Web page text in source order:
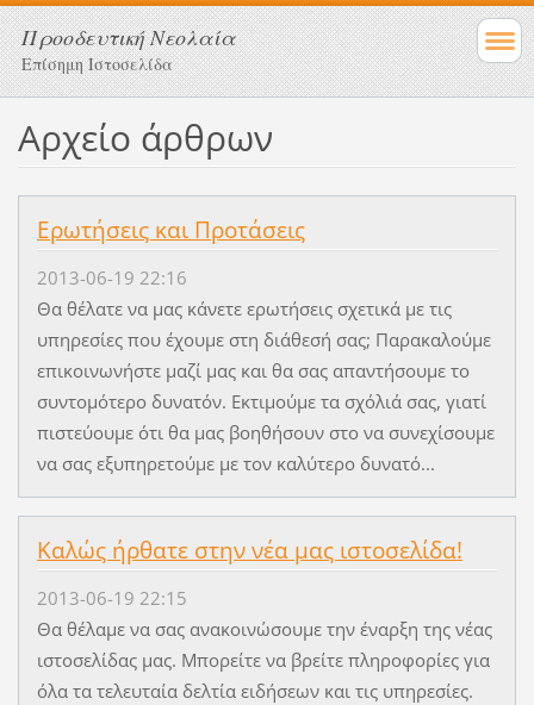
Προοδευτική Νεολαία
Επίσημη Ιστοσελίδα
Αρχείο άρθρων
Ερωτήσεις και Προτάσεις
2013-06-19 22:16
Θα θέλατε να μας κάνετε ερωτήσεις σχετικά με τις
υπηρεσίες που έχουμε στη διάθεσή σας; Παρακαλούμε
επικοινωνήστε μαζί μας και θα σας απαντήσουμε το
συντομότερο δυνατόν. Εκτιμούμε τα σχόλιά σας, γιατί
πιστεύουμε ότι θα μας βοηθήσουν στο να συνεχίσουμε
να σας εξυπηρετούμε με τον καλύτερο δυνατό...
Καλώς ήρθατε στην νέα μας ιστοσελίδα!
2013-06-19 22:15
Θα θέλαμε να σας ανακοινώσουμε την έναρξη της νέας
ιστοσελίδας μας. Μπορείτε να βρείτε πληροφορίες για
όλα τα τελευταία δελτία ειδήσεων και τις υπηρεσίες.